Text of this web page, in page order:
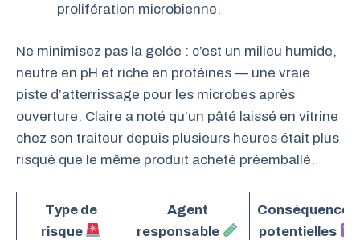
prolifération microbienne.
Ne minimisez pas la gelée : c’est un milieu humide,
neutre en pH et riche en protéines — une vraie
piste d’atterrissage pour les microbes après
ouverture. Claire a noté qu’un pâté laissé en vitrine
chez son traiteur depuis plusieurs heures était plus
risqué que le même produit acheté préemballé.
Type de
risque
Agent
responsable
Conséquences
potentielles